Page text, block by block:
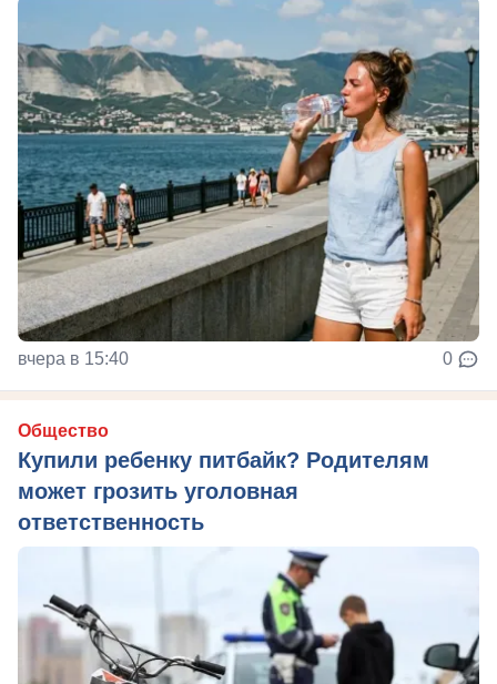
вчера в 15:40 0
Общество
Купили ребенку питбайк? Родителям
может грозить уголовная
ответственность